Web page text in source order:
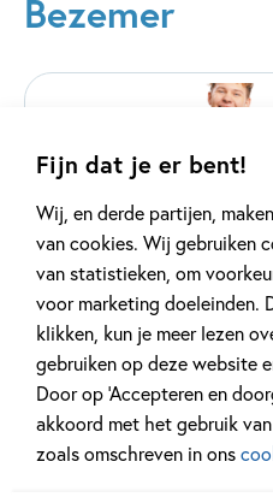
Fijn dat je er bent!
Wij, en derde partijen,
van cookies. Wij gebruiken
van statistieken, om
voor marketing doeleinden.
klikken, kun je meer lezen
gebruiken op deze website
Door op ‘Accepteren en
akkoord met het gebruik
zoals omschreven in ons
Bezemer
Quinn en Aaron
3 delen